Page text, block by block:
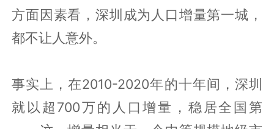
方面因素看，深圳成为人口增量第一城，
都不让人意外。
事实上，在2010-2020年的十年间，深圳
就以超700万的人口增量，稳居全国第